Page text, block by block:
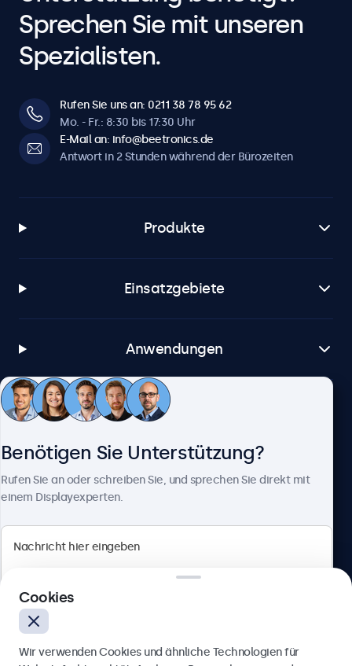
Sprechen Sie mit unseren
Spezialisten.
Rufen Sie uns an: 0211 38 78 95 62
Mo. - Fr.: 8:30 bis 17:30 Uhr
E-Mail an: info@beetronics.de
Antwort in 2 Stunden während der Bürozeiten
Produkte
Einsatzgebiete
Anwendungen
Kundenservice
Berliner Allee 59, 40212 Düsseldorf, Deutschland
Deutsch
Benötigen Sie Unterstützung?
Rufen Sie an oder schreiben Sie, und sprechen Sie direkt mit
einem Displayexperten.
Cookies
Wir verwenden Cookies und ähnliche Technologien für